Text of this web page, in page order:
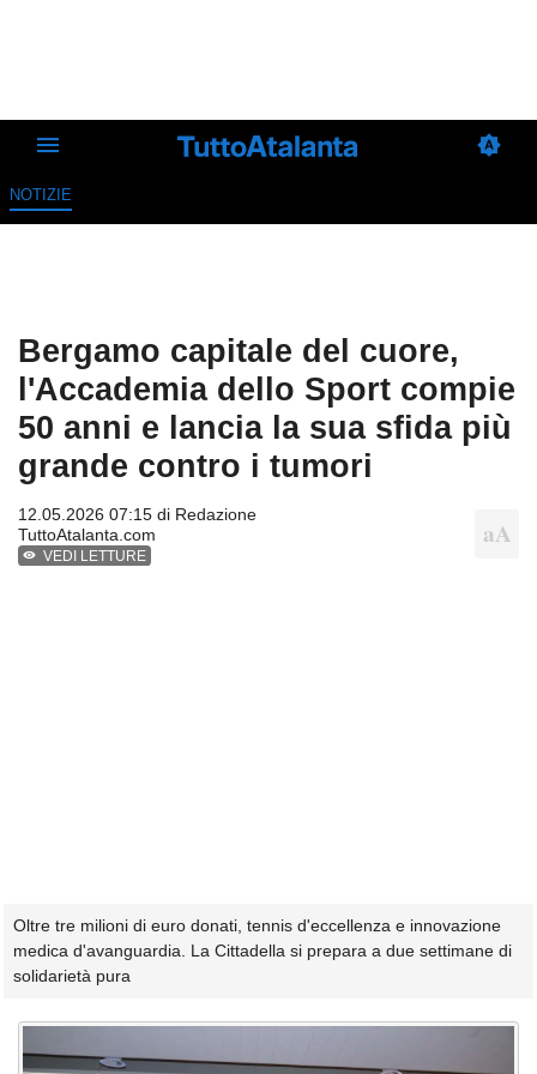
NOTIZIE
Bergamo capitale del cuore,
l'Accademia dello Sport compie
50 anni e lancia la sua sfida più
grande contro i tumori
12.05.2026 07:15 di Redazione
TuttoAtalanta.com
VEDI LETTURE
Oltre tre milioni di euro donati, tennis d'eccellenza e innovazione
medica d'avanguardia. La Cittadella si prepara a due settimane di
solidarietà pura